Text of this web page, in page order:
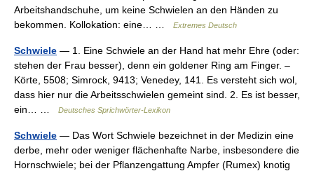
Arbeitshandschuhe, um keine Schwielen an den Händen zu
bekommen. Kollokation: eine… …
Extremes Deutsch
Schwiele — 1. Eine Schwiele an der Hand hat mehr Ehre (oder:
stehen der Frau besser), denn ein goldener Ring am Finger. –
Körte, 5508; Simrock, 9413; Venedey, 141. Es versteht sich wol,
dass hier nur die Arbeitsschwielen gemeint sind. 2. Es ist besser,
ein… …
Deutsches Sprichwörter-Lexikon
Schwiele — Das Wort Schwiele bezeichnet in der Medizin eine
derbe, mehr oder weniger flächenhafte Narbe, insbesondere die
Hornschwiele; bei der Pflanzengattung Ampfer (Rumex) knotig